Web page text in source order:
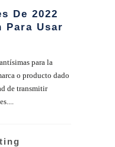
De 2022
Para Usar
para la
o producto dado
de transmitir